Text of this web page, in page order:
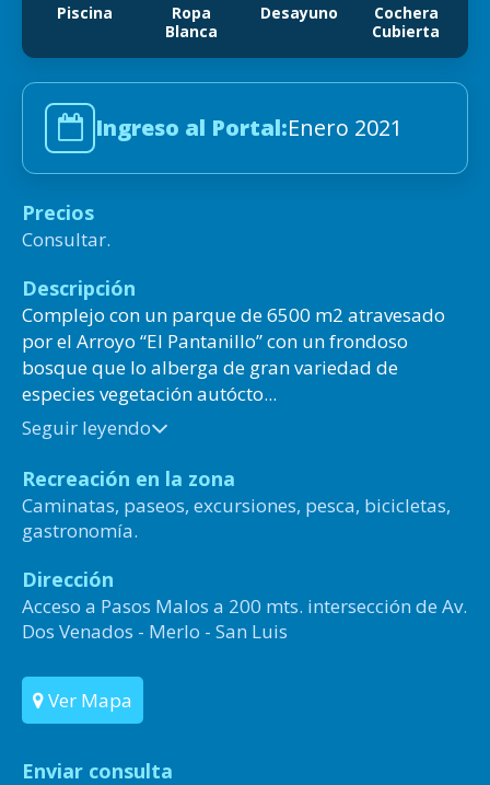
Piscina
Ropa
Blanca
Desayuno
Cochera
Cubierta
Ingreso al Portal:Enero 2021
Precios
Consultar.
Descripción
Complejo con un parque de 6500 m2 atravesado
por el Arroyo “El Pantanillo” con un frondoso
bosque que lo alberga de gran variedad de
especies vegetación autócto...
Seguir leyendo
Recreación en la zona
Caminatas, paseos, excursiones, pesca, bicicletas,
gastronomía.
Dirección
Acceso a Pasos Malos a 200 mts. intersección de Av.
Dos Venados - Merlo - San Luis
Ver Mapa
Enviar consulta